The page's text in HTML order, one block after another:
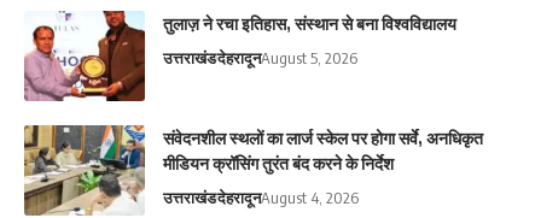
तुलाज़ ने रचा इतिहास, संस्थान से बना विश्वविद्यालय
उत्तराखंडदेहरादूनAugust 5, 2026
संवेदनशील स्थलों का लार्ज स्केल पर होगा सर्वे, अनधिकृत
मीडियन क्रॉसिंग तुरंत बंद करने के निर्देश
उत्तराखंडदेहरादूनAugust 4, 2026